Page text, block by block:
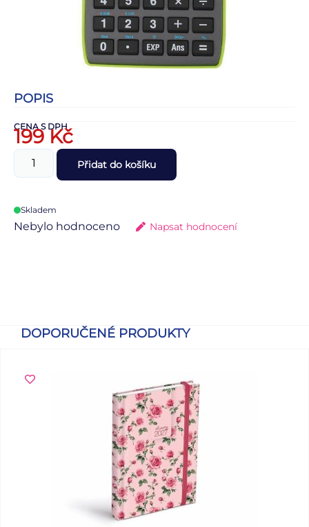
POPIS
CENA S DPH
199Kč
Přidat do košíku
Skladem
Nebylo hodnoceno Napsat hodnocení
DOPORUČENÉ PRODUKTY